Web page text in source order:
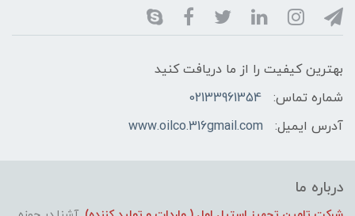
بهترین کیفیت را از ما دریافت کنید
شماره تماس:
02133961354
آدرس ایمیل:
www.oilco.316gmail.com
درباره ما